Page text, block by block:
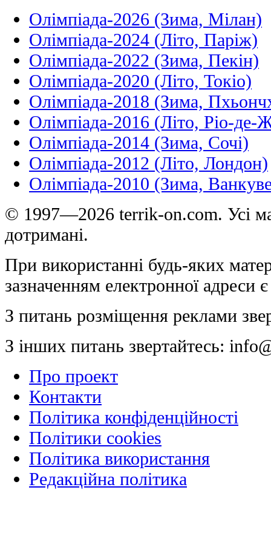
Олімпіада-2026 (Зима, Мілан)
Олімпіада-2024 (Літо, Паріж)
Олімпіада-2022 (Зима, Пекін)
Олімпіада-2020 (Літо, Токіо)
Олімпіада-2018 (Зима,
Олімпіада-2016 (Літо, Ріо-де-
Олімпіада-2014 (Зима, Сочі)
Олімпіада-2012 (Літо, Лондон)
Олімпіада-2010 (Зима,
© 1997—2026 terrik-on.com. Усі
дотримані.
При використанні будь-яких
зазначенням електронної адреси
З питань розміщення реклами
З інших питань звертайтесь:
Про проект
Контакти
Політика конфіденційності
Політики cookies
Політика використання
Редакційна політика